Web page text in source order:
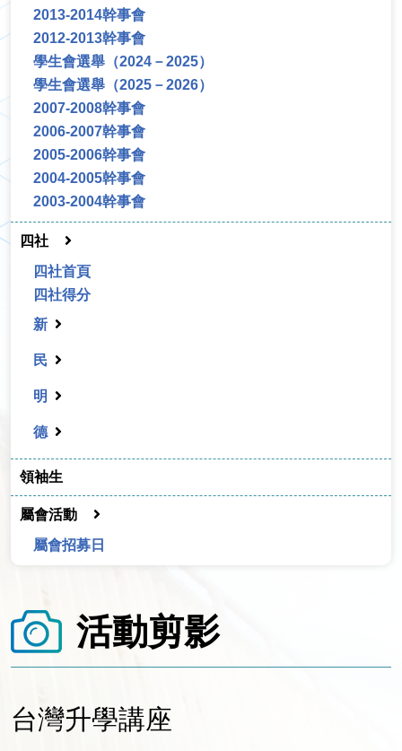
2013-2014幹事會
2012-2013幹事會
學生會選舉（2024－2025）
學生會選舉（2025－2026）
2007-2008幹事會
2006-2007幹事會
2005-2006幹事會
2004-2005幹事會
2003-2004幹事會
四社
四社首頁
四社得分
新
民
明
德
領袖生
屬會活動
屬會招募日
活動剪影
台灣升學講座